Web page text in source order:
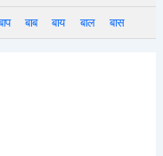
बाब बाय बाल बास